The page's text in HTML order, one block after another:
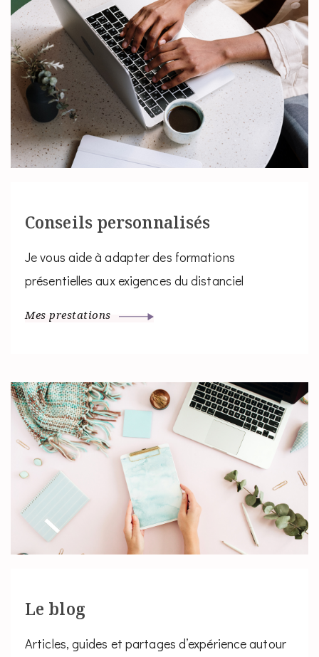
Conseils personnalisés
Je vous aide à adapter des formations
présentielles aux exigences du distanciel
Mes prestations
Le blog
Articles, guides et partages d’expérience autour